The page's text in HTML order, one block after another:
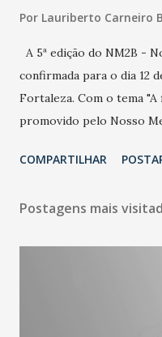
Por Lauriberto Carneiro
A 5ª edição do NM2B -
confirmada para o dia 12
Fortaleza. Com o tema
promovido pelo Nosso
e lideranças do Mercado
de negócios do
LinkedIn, VISA, Grupo
A nova edição chega em
e consistência ganham
liderança e estratégia. -
COMPARTILHAR
Postagens mais